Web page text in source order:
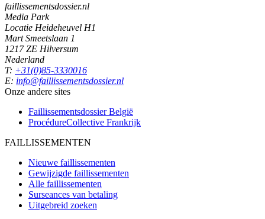
faillissementsdossier.nl
Media Park
Locatie Heideheuvel H1
Mart Smeetslaan 1
1217 ZE Hilversum
Nederland
T: +31(0)85-3330016
E: info@faillissementsdossier.nl
Onze andere sites
Faillissementsdossier België
ProcédureCollective Frankrijk
FAILLISSEMENTEN
Nieuwe faillissementen
Gewijzigde faillissementen
Alle faillissementen
Surseances van betaling
Uitgebreid zoeken